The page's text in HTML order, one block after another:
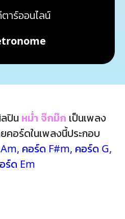
าร์ออนไลน์
ปิน หม่ำ จ๊กม๊ก เป็นเพลง
คอร์ดในเพลงนี้ประกอบ
, คอร์ด F#m, คอร์ด G,
ร์ด Em